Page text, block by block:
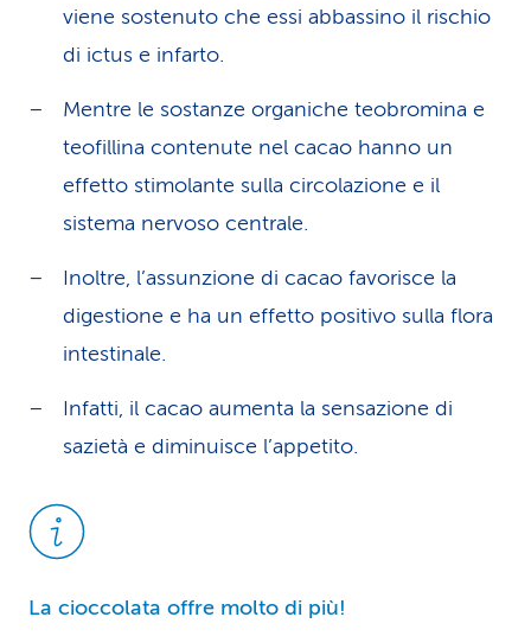
viene sostenuto che essi abbassino il rischio
di ictus e infarto.
Mentre le sostanze organiche teobromina e
teofillina contenute nel cacao hanno un
effetto stimolante sulla circolazione e il
sistema nervoso centrale.
Inoltre, l’assunzione di cacao favorisce la
digestione e ha un effetto positivo sulla flora
intestinale.
Infatti, il cacao aumenta la sensazione di
sazietà e diminuisce l’appetito.
La cioccolata offre molto di più!